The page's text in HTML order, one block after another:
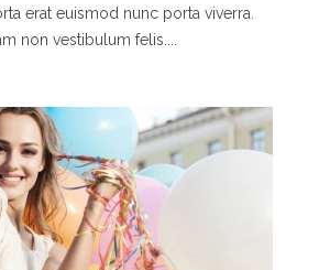
erat euismod nunc porta viverra.
non vestibulum felis....